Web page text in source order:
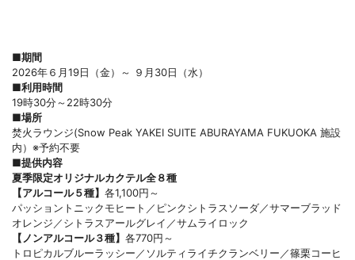
■期間
2026年６月19日（金）～ ９月30日（水）
■利用時間
19時30分～22時30分
■場所
焚火ラウンジ(Snow Peak YAKEI SUITE ABURAYAMA FUKUOKA 施設
内）※予約不要
■提供内容
夏季限定オリジナルカクテル全８種
【アルコール５種】 各1,100円～
パッショントニックモヒート／ピンクシトラスソーダ／サマーブラッド
オレンジ／シトラスアールグレイ／サムライロック
【ノンアルコール３種】 各770円～
トロピカルブルーラッシー／ソルティライチクランベリー／篠栗コーヒ